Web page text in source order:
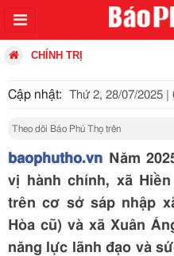
CHÍNH TRỊ
Cập nhật: Thứ 2, 28/07/2025 |
Theo dõi Báo Phú Thọ trên
baophutho.vn Năm
vị hành chính, xã
trên cơ sở sáp nhập
Hòa cũ) và xã Xuân
năng lực lãnh đạo và